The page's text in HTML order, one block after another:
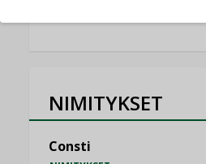
NIMITYKSET
Consti